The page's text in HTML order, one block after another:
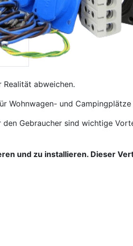
abweichen.
Wohnwagen- und
Gebraucher sind wichtige
und zu installieren. Dieser